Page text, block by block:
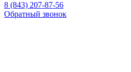
8 (843) 207-87-56
Обратный звонок